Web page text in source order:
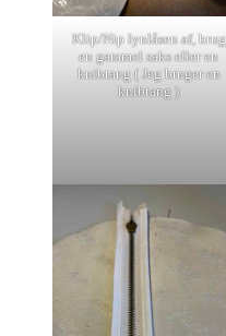
Klip/Nip lynlåsen af, brug
en gammel saks eller en
knibtang ( Jeg bruger en
knibtang )